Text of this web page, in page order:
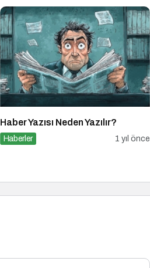
Haber Yazısı Neden Yazılır?
Haberler 1 yıl önce